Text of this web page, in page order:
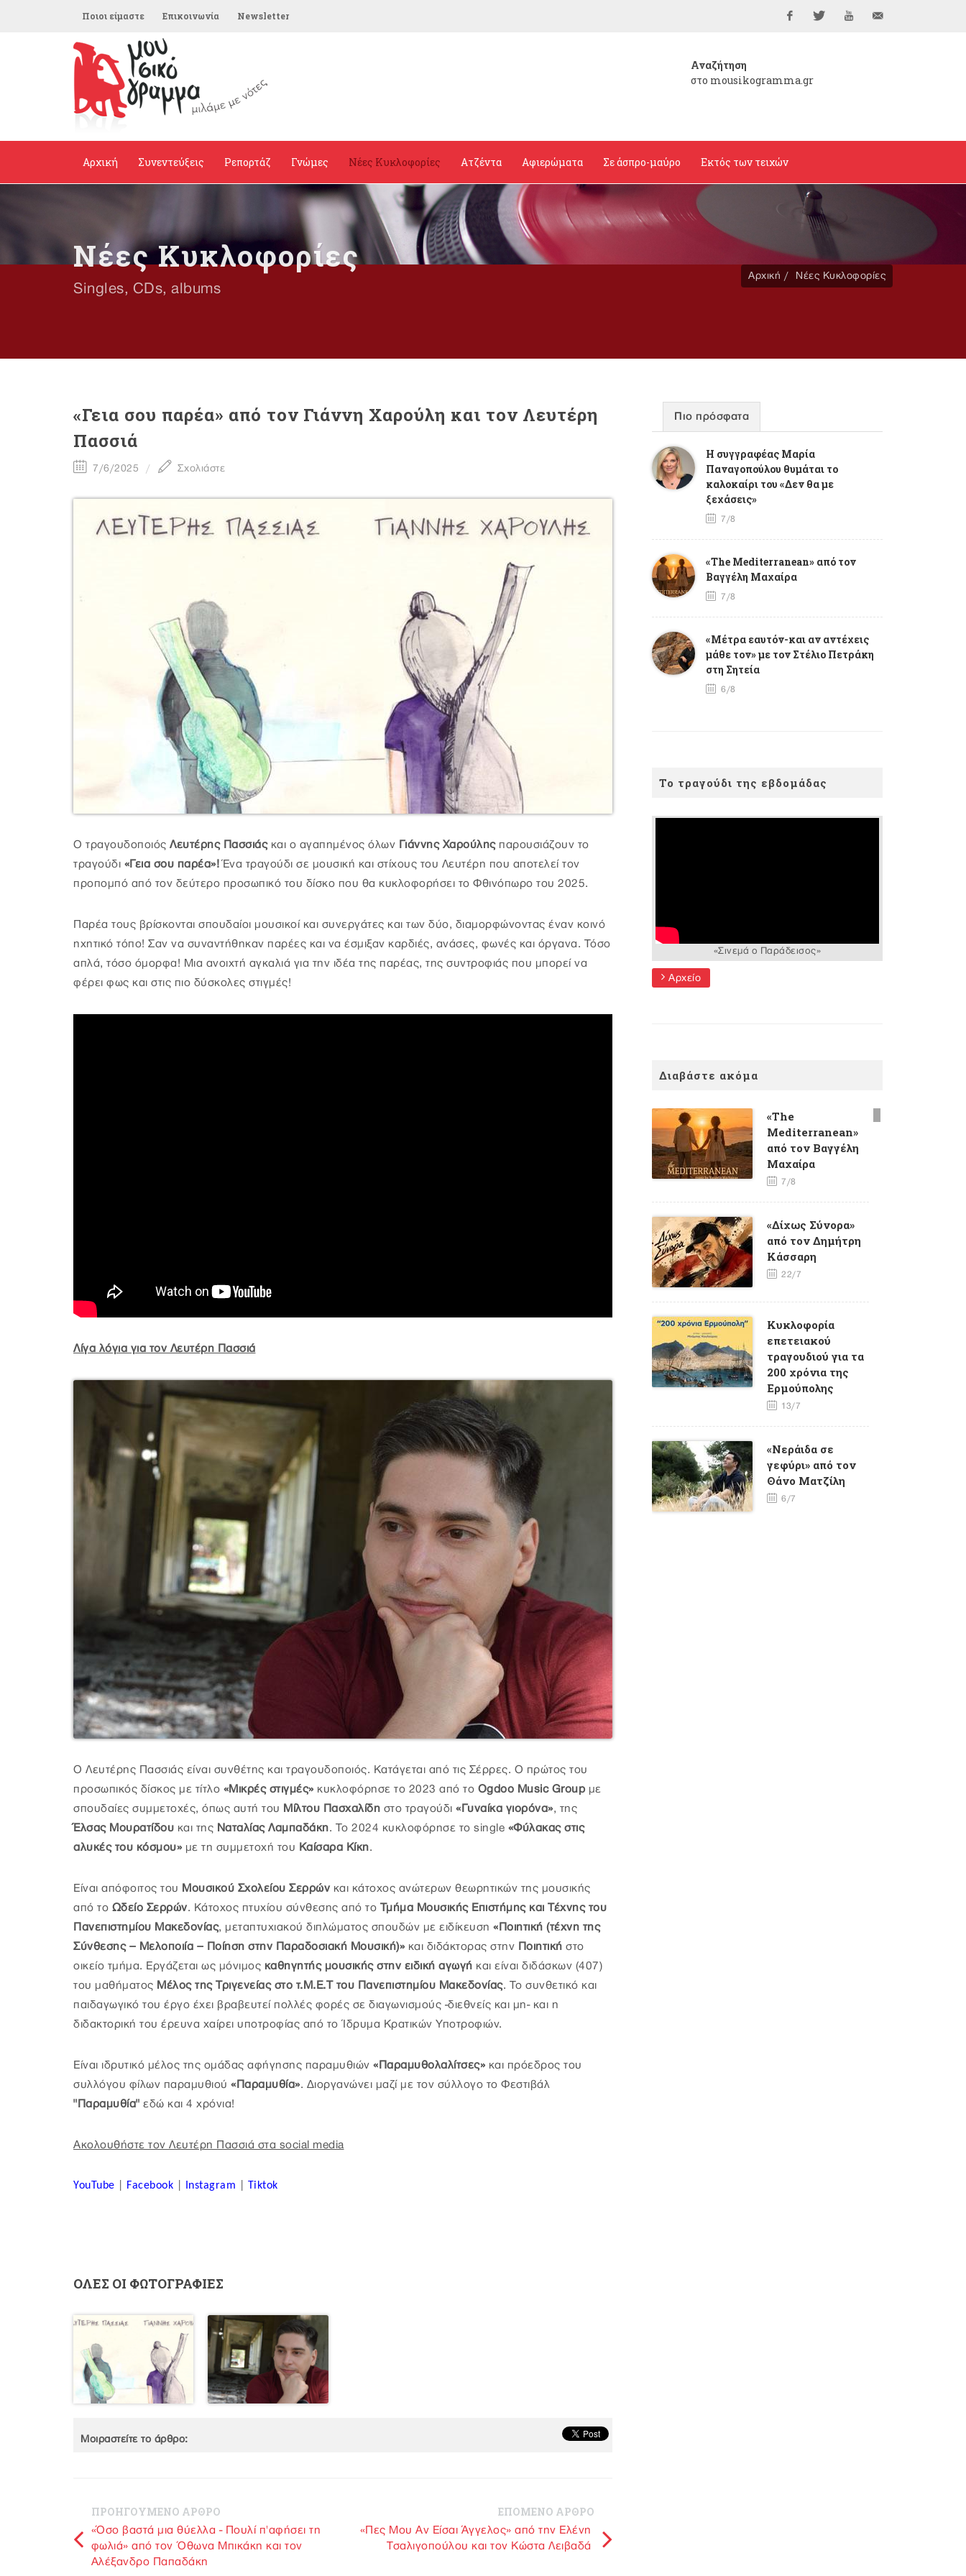
Ποιοι είμαστε Επικοινωνία Newsletter
Αναζήτηση
στο mousikogramma.gr
Αρχική Συνεντεύξεις Ρεπορτάζ Γνώμες Νέες Κυκλοφορίες Ατζέντα Αφιερώματα Σε άσπρο-μαύρο Εκτός των τειχών
Νέες Κυκλοφορίες
Singles, CDs, albums
Αρχική Νέες Κυκλοφορίες
«Γεια σου παρέα» από τον Γιάννη Χαρούλη και τον Λευτέρη
Πασσιά
7/6/2025 Σχολιάστε
Ο τραγουδοποιός Λευτέρης Πασσιάς και ο αγαπημένος όλων Γιάννης Χαρούλης παρουσιάζουν το
τραγούδι «Γεια σου παρέα»!Ένα τραγούδι σε μουσική και στίχους του Λευτέρη που αποτελεί τον
προπομπό από τον δεύτερο προσωπικό του δίσκο που θα κυκλοφορήσει το Φθινόπωρο του 2025.
Παρέα τους βρίσκονται σπουδαίοι μουσικοί και συνεργάτες και των δύο, διαμορφώνοντας έναν κοινό
ηχητικό τόπο! Σαν να συναντήθηκαν παρέες και να έσμιξαν καρδιές, ανάσες, φωνές και όργανα. Τόσο
απλά, τόσο όμορφα! Μια ανοιχτή αγκαλιά για την ιδέα της παρέας, της συντροφιάς που μπορεί να
φέρει φως και στις πιο δύσκολες στιγμές!
Λίγα λόγια για τον Λευτέρη Πασσιά
Ο Λευτέρης Πασσιάς είναι συνθέτης και τραγουδοποιός. Κατάγεται από τις Σέρρες. Ο πρώτος του
προσωπικός δίσκος με τίτλο «Μικρές στιγμές» κυκλοφόρησε το 2023 από το Ogdoo Music Group με
σπουδαίες συμμετοχές, όπως αυτή του Μίλτου Πασχαλίδη στο τραγούδι «Γυναίκα γιορόνα», της
Έλσας Μουρατίδου και της Ναταλίας Λαμπαδάκη. Το 2024 κυκλοφόρησε το single «Φύλακας στις
αλυκές του κόσμου» με τη συμμετοχή του Καίσαρα Κίκη.
Είναι απόφοιτος του Μουσικού Σχολείου Σερρών και κάτοχος ανώτερων θεωρητικών της μουσικής
από το Ωδείο Σερρών. Κάτοχος πτυχίου σύνθεσης από το Τμήμα Μουσικής Επιστήμης και Τέχνης του
Πανεπιστημίου Μακεδονίας, μεταπτυχιακού διπλώματος σπουδών με ειδίκευση «Ποιητική (τέχνη της
Σύνθεσης – Μελοποιία – Ποίηση στην Παραδοσιακή Μουσική)» και διδάκτορας στην Ποιητική στο
οικείο τμήμα. Εργάζεται ως μόνιμος καθηγητής μουσικής στην ειδική αγωγή και είναι διδάσκων (407)
του μαθήματος Μέλος της Τριγενείας στο τ.Μ.Ε.Τ του Πανεπιστημίου Μακεδονίας. Το συνθετικό και
παιδαγωγικό του έργο έχει βραβευτεί πολλές φορές σε διαγωνισμούς -διεθνείς και μη- και η
διδακτορική του έρευνα χαίρει υποτροφίας από το Ίδρυμα Κρατικών Υποτροφιών.
Είναι ιδρυτικό μέλος της ομάδας αφήγησης παραμυθιών «Παραμυθολαλίτσες» και πρόεδρος του
συλλόγου φίλων παραμυθιού «Παραμυθία». Διοργανώνει μαζί με τον σύλλογο το Φεστιβάλ
"Παραμυθία" εδώ και 4 χρόνια!
Ακολουθήστε τον Λευτέρη Πασσιά στα social media
YouTube Facebook Instagram Tiktok
ΟΛΕΣ ΟΙ ΦΩΤΟΓΡΑΦΙΕΣ
Μοιραστείτε το άρθρο:
ΠΡΟΗΓΟΥΜΕΝΟ ΑΡΘΡΟ
«Όσο βαστά μια θύελλα - Πουλί π'αφήσει τη
φωλιά» από τον Όθωνα Μπικάκη και τον
Αλέξανδρο Παπαδάκη
ΕΠΟΜΕΝΟ ΑΡΘΡΟ
«Πες Μου Αν Είσαι Άγγελος» από την Ελένη
Τσαλιγοπούλου και τον Κώστα Λειβαδά
Πιο πρόσφατα
Η συγγραφέας Μαρία
Παναγοπούλου θυμάται το
καλοκαίρι του «Δεν θα με
ξεχάσεις»
7/8
«The Mediterranean» από τον
Βαγγέλη Μαχαίρα
7/8
«Μέτρα εαυτόν-και αν αντέχεις
μάθε τον» με τον Στέλιο Πετράκη
στη Σητεία
6/8
Το τραγούδι της εβδομάδας
«Σινεμά ο Παράδεισος»
Αρχείο
Διαβάστε ακόμα
«The
Mediterranean»
από τον Βαγγέλη
Μαχαίρα
7/8
«Δίχως Σύνορα»
από τον Δημήτρη
Κάσσαρη
22/7
Κυκλοφορία
επετειακού
τραγουδιού για τα
200 χρόνια της
Ερμούπολης
13/7
«Νεράιδα σε
γεφύρι» από τον
Θάνο Ματζίλη
6/7